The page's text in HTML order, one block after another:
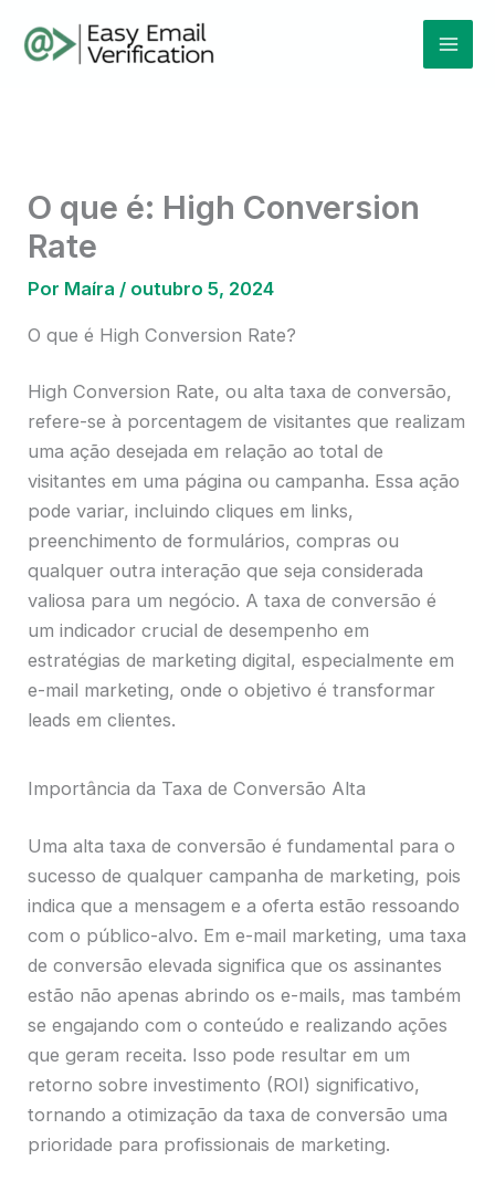
para
O que é: High Conversion
Rate
Por Maíra / outubro 5, 2024
O que é High Conversion Rate?
High Conversion Rate, ou alta taxa de conversão,
refere-se à porcentagem de visitantes que realizam
uma ação desejada em relação ao total de
visitantes em uma página ou campanha. Essa ação
pode variar, incluindo cliques em links,
preenchimento de formulários, compras ou
qualquer outra interação que seja considerada
valiosa para um negócio. A taxa de conversão é
um indicador crucial de desempenho em
estratégias de marketing digital, especialmente em
e-mail marketing, onde o objetivo é transformar
leads em clientes.
Importância da Taxa de Conversão Alta
Uma alta taxa de conversão é fundamental para o
sucesso de qualquer campanha de marketing, pois
indica que a mensagem e a oferta estão ressoando
com o público-alvo. Em e-mail marketing, uma taxa
de conversão elevada significa que os assinantes
estão não apenas abrindo os e-mails, mas também
se engajando com o conteúdo e realizando ações
que geram receita. Isso pode resultar em um
retorno sobre investimento (ROI) significativo,
tornando a otimização da taxa de conversão uma
prioridade para profissionais de marketing.